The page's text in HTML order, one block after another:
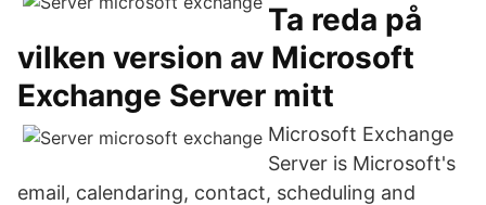
Ta reda på
vilken version av Microsoft
Exchange Server mitt
Microsoft Exchange
Server is Microsoft's
email, calendaring, contact, scheduling and